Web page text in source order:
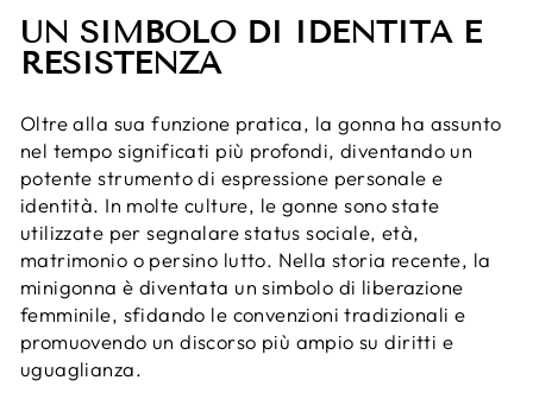
UN SIMBOLO DI IDENTITÀ E
RESISTENZA
Oltre alla sua funzione pratica, la gonna ha assunto
nel tempo significati più profondi, diventando un
potente strumento di espressione personale e
identità. In molte culture, le gonne sono state
utilizzate per segnalare status sociale, età,
matrimonio o persino lutto. Nella storia recente, la
minigonna è diventata un simbolo di liberazione
femminile, sfidando le convenzioni tradizionali e
promuovendo un discorso più ampio su diritti e
uguaglianza.